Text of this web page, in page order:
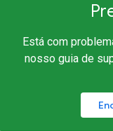
Está com
nosso guia de